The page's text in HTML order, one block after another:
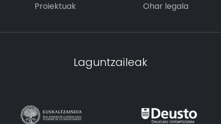
Proiektuak
Ohar legala
Laguntzaileak